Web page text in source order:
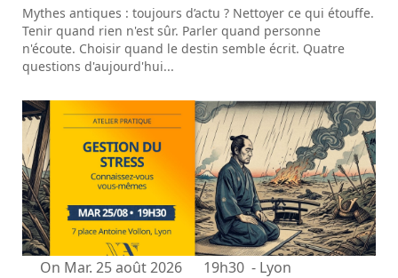
Mythes antiques : toujours d’actu ? Nettoyer ce qui étouffe.
Tenir quand rien n'est sûr. Parler quand personne
n'écoute. Choisir quand le destin semble écrit. Quatre
questions d'aujourd'hui...
On Mar. 25 août 2026 19h30 - Lyon